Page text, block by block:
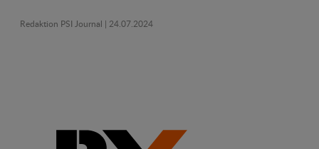
Redaktion PSI Journal | 24.07.2024